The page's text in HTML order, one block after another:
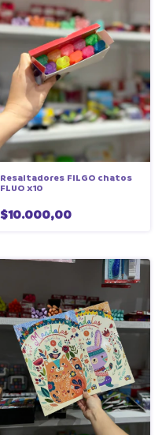
Resaltadores FILGO chatos
FLUO x10
$10.000,00